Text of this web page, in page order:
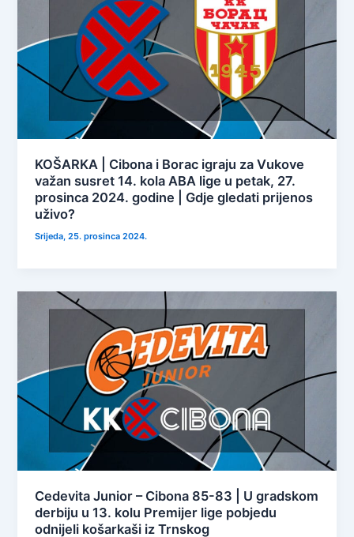
KOŠARKA | Cibona i Borac igraju za Vukove
važan susret 14. kola ABA lige u petak, 27.
prosinca 2024. godine | Gdje gledati prijenos
uživo?
Srijeda, 25. prosinca 2024.
Cedevita Junior – Cibona 85-83 | U gradskom
derbiju u 13. kolu Premijer lige pobjedu
odnijeli košarkaši iz Trnskog